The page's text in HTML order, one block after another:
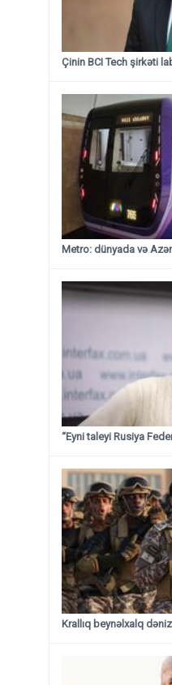
Çinin BCI Tech şirkəti
Metro: dünyada və
“Eyni taleyi Rusiya
Krallıq beynəlxalq